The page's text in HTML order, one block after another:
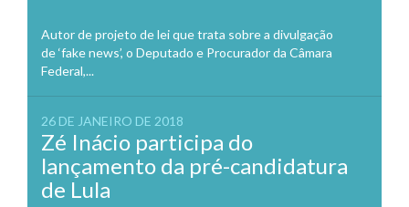
Autor de projeto de lei que trata sobre a divulgação
de ‘fake news’, o Deputado e Procurador da Câmara
Federal,...
26 DE JANEIRO DE 2018
Zé Inácio participa do
lançamento da pré-candidatura
de Lula